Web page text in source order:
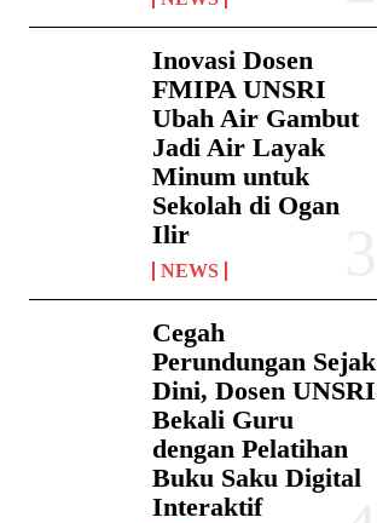
Inovasi Dosen
FMIPA UNSRI
Ubah Air Gambut
Jadi Air Layak
Minum untuk
Sekolah di Ogan
Ilir
NEWS
Cegah
Perundungan Sejak
Dini, Dosen UNSRI
Bekali Guru
dengan Pelatihan
Buku Saku Digital
Interaktif